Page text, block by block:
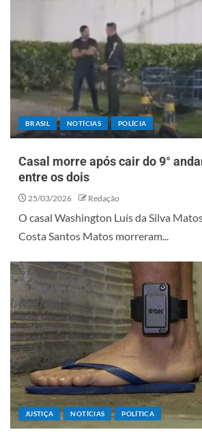
BRASIL NOTÍCIAS POLÍCIA
Casal morre após cair do 9°
entre os dois
25/03/2026 Redação
O casal Washington Luís da Silva
Costa Santos Matos morreram...
JUSTIÇA NOTÍCIAS POLÍTICA